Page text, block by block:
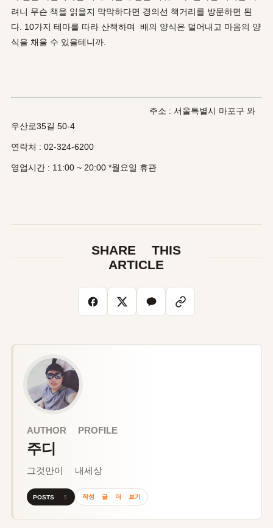
려니 무슨 책을 읽을지 막막하다면 경의선 책거리를 방문하면 된
다. 10가지 테마를 따라 산책하며 배의 양식은 덜어내고 마음의 양
식을 채울 수 있을테니까.
주소 : 서울특별시 마포구 와
우산로35길 50-4
연락처 : 02-324-6200
영업시간 : 11:00 ~ 20:00 *월요일 휴관
SHARE THIS
ARTICLE
AUTHOR PROFILE
주디
그것만이 내세상
POSTS 5 작성 글 더 보기